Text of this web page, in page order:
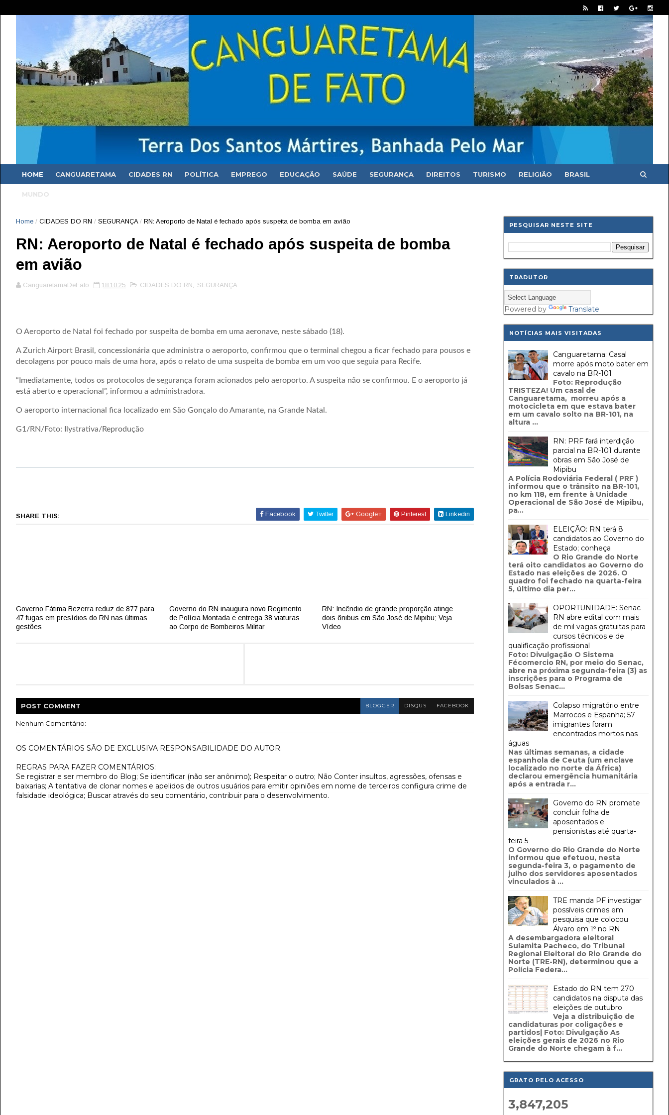
HOME CANGUARETAMA CIDADES RN POLÍTICA EMPREGO EDUCAÇÃO SAÚDE SEGURANÇA DIREITOS TURISMO RELIGIÃO BRASIL
MUNDO
Home / CIDADES DO RN / SEGURANÇA / RN: Aeroporto de Natal é fechado após suspeita de bomba em avião
RN: Aeroporto de Natal é fechado após suspeita de bomba
em avião
CanguaretamaDeFato 18.10.25 CIDADES DO RN, SEGURANÇA
O Aeroporto de Natal foi fechado por suspeita de bomba em uma aeronave, neste sábado (18).
A Zurich Airport Brasil, concessionária que administra o aeroporto, confirmou que o terminal chegou a ficar fechado para pousos e
decolagens por pouco mais de uma hora, após o relato de uma suspeita de bomba em um voo que seguia para Recife.
“Imediatamente, todos os protocolos de segurança foram acionados pelo aeroporto. A suspeita não se confirmou. E o aeroporto já
está aberto e operacional”, informou a administradora.
O aeroporto internacional fica localizado em São Gonçalo do Amarante, na Grande Natal.
G1/RN/Foto: Ilystrativa/Reprodução
SHARE THIS: Facebook Twitter Google+ Pinterest Linkedin
Governo Fátima Bezerra reduz de 877 para
47 fugas em presídios do RN nas últimas
gestões
Governo do RN inaugura novo Regimento
de Polícia Montada e entrega 38 viaturas
ao Corpo de Bombeiros Militar
RN: Incêndio de grande proporção atinge
dois ônibus em São José de Mipibu; Veja
Vídeo
POST COMMENT BLOGGER DISQUS FACEBOOK
Nenhum Comentário:
OS COMENTÁRIOS SÃO DE EXCLUSIVA RESPONSABILIDADE DO AUTOR.
REGRAS PARA FAZER COMENTÁRIOS:
Se registrar e ser membro do Blog; Se identificar (não ser anônimo); Respeitar o outro; Não Conter insultos, agressões, ofensas e
baixarias; A tentativa de clonar nomes e apelidos de outros usuários para emitir opiniões em nome de terceiros configura crime de
falsidade ideológica; Buscar através do seu comentário, contribuir para o desenvolvimento.
PESQUISAR NESTE SITE
TRADUTOR
Powered by Translate
NOTÍCIAS MAIS VISITADAS
Canguaretama: Casal
morre após moto bater em
cavalo na BR-101
Foto: Reprodução
TRISTEZA! Um casal de
Canguaretama, morreu após a
motocicleta em que estava bater
em um cavalo solto na BR-101, na
altura ...
RN: PRF fará interdição
parcial na BR-101 durante
obras em São José de
Mipibu
A Polícia Rodoviária Federal ( PRF )
informou que o trânsito na BR-101,
no km 118, em frente à Unidade
Operacional de São José de Mipibu,
pa...
ELEIÇÃO: RN terá 8
candidatos ao Governo do
Estado; conheça
O Rio Grande do Norte
terá oito candidatos ao Governo do
Estado nas eleições de 2026. O
quadro foi fechado na quarta-feira
5, último dia per...
OPORTUNIDADE: Senac
RN abre edital com mais
de mil vagas gratuitas para
cursos técnicos e de
qualificação profissional
Foto: Divulgação O Sistema
Fécomercio RN, por meio do Senac,
abre na próxima segunda-feira (3) as
inscrições para o Programa de
Bolsas Senac...
Colapso migratório entre
Marrocos e Espanha; 57
imigrantes foram
encontrados mortos nas
águas
Nas últimas semanas, a cidade
espanhola de Ceuta (um enclave
localizado no norte da África)
declarou emergência humanitária
após a entrada r...
Governo do RN promete
concluir folha de
aposentados e
pensionistas até quarta-
feira 5
O Governo do Rio Grande do Norte
informou que efetuou, nesta
segunda-feira 3, o pagamento de
julho dos servidores aposentados
vinculados à ...
TRE manda PF investigar
possíveis crimes em
pesquisa que colocou
Álvaro em 1º no RN
A desembargadora eleitoral
Sulamita Pacheco, do Tribunal
Regional Eleitoral do Rio Grande do
Norte (TRE-RN), determinou que a
Polícia Federa...
Estado do RN tem 270
candidatos na disputa das
eleições de outubro
Veja a distribuição de
candidaturas por coligações e
partidos| Foto: Divulgação As
eleições gerais de 2026 no Rio
Grande do Norte chegam à f...
GRATO PELO ACESSO
3,847,205